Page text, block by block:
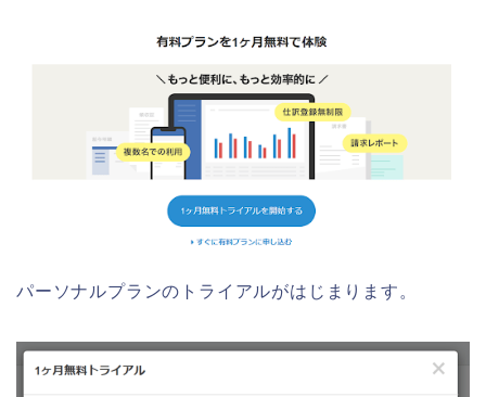
パーソナルプランのトライアルがはじまります。